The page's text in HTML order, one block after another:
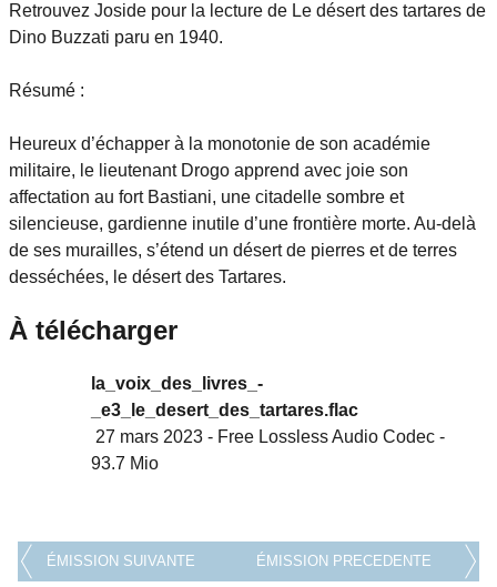
Retrouvez Joside pour la lecture de Le désert des tartares de
Dino Buzzati paru en 1940.
Résumé :
Heureux d’échapper à la monotonie de son académie
militaire, le lieutenant Drogo apprend avec joie son
affectation au fort Bastiani, une citadelle sombre et
silencieuse, gardienne inutile d’une frontière morte. Au-delà
de ses murailles, s’étend un désert de pierres et de terres
desséchées, le désert des Tartares.
À télécharger
la_voix_des_livres_-
_e3_le_desert_des_tartares.flac
27 mars 2023 - Free Lossless Audio Codec -
93.7 Mio
ÉMISSION SUIVANTE ÉMISSION PRECEDENTE